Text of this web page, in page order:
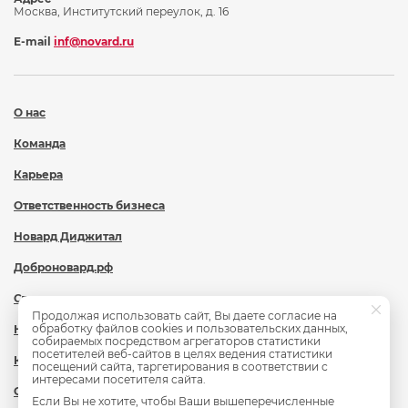
О нас
Команда
Карьера
Ответственность бизнеса
Новард Диджитал
Доброновард.рф
Статьи
Новости
Контакты
Охрана труда
Москва, Институтский переулок, д. 16
E-mail inf@novard.ru
Продолжая использовать сайт, Вы даете согласие на
обработку файлов cookies и пользовательских данных,
собираемых посредством агрегаторов статистики
посетителей веб-сайтов в целях ведения статистики
посещений сайта, таргетирования в соответствии с
интересами посетителя сайта.
Если Вы не хотите, чтобы Ваши вышеперечисленные